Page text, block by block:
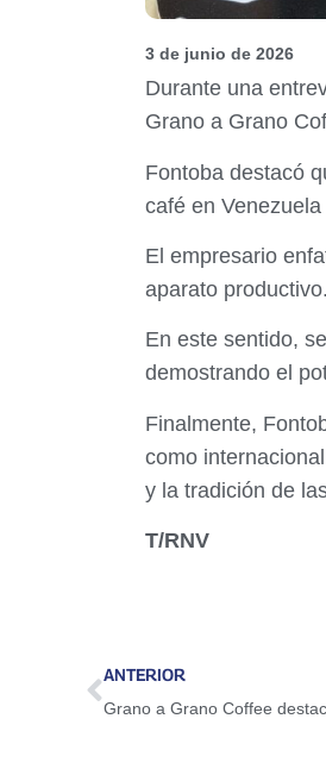
3 de junio de 2026
Durante una
Grano a Grano
Fontoba destacó
café en
​El empresario
aparato productivo.
En este sentido,
demostrando el
​Finalmente,
como
y la tradición de
T/RNV
ANTERIOR
Grano a Grano Coffee